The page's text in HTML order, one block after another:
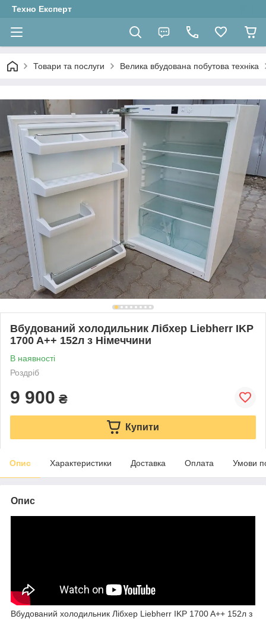
Техно Експерт
Товари та послуги Велика вбудована побутова техніка
Вбудований холодильник Лібхер Liebherr IKP
1700 A++ 152л з Німеччини
В наявності
Роздріб
9 900 ₴
Купити
Опис Характеристики Доставка Оплата Умови
Опис
Вбудований холодильник Лібхер Liebherr IKP 1700 A++ 152л з